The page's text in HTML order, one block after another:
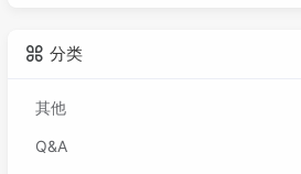
分类
其他
Q&A